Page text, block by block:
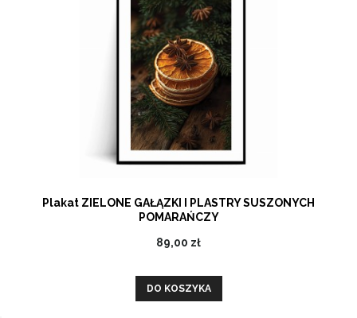
Plakat ZIELONE GAŁĄZKI I PLASTRY SUSZONYCH
POMARAŃCZY
89,00 zł
DO KOSZYKA